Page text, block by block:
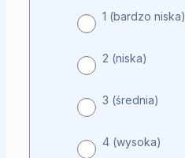
1 (bardzo niska)
2 (niska)
3 (średnia)
4 (wysoka)